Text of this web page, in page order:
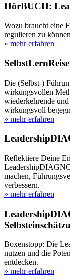
HörBUCH:
Wozu braucht eine
regulieren zu
» mehr erfahren
Die (Selbst-)
wirkungsvollen
wiederkehrende
wirkungsvoll
» mehr erfahren
Reflektiere Deine
machen,
verbessern.
» mehr erfahren
Boxenstopp: Die
nutzen und die
entdecken.
» mehr erfahren